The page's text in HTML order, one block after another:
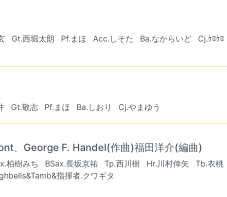
Gt.西堀太朗 Pf.まほ Acc.しそた Ba.なからいど Cj.ｹﾛｹﾛ
Gt.敬志 Pf.まほ Ba.しおり Cj.やまゆう
、George F. Handel(作曲)福田洋介(編曲)
柏樹みち BSax.長坂京祐 Tp.西川樹 Hr.川村倖矢 Tb.衣桃
指揮者.クワギタ